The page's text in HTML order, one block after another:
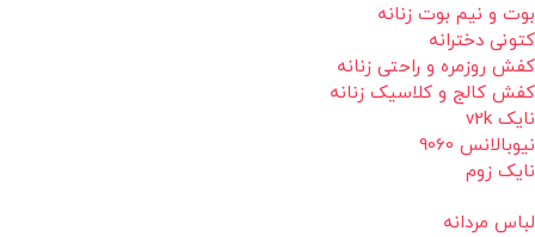
بوت و نیم بوت زنانه
کتونی دخترانه
کفش روزمره و راحتی زنانه
کفش کالج و کلاسیک زنانه
نایک v2k
نیوبالانس 9060
نایک زوم
لباس مردانه